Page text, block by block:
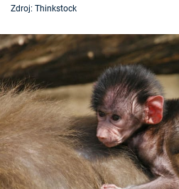
Časopis
Sledujte prima+
Přihlášení
Sledujte nás
Zdroj: Thinkstock